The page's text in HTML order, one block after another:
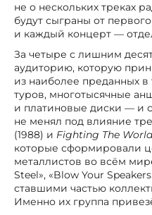
не о нескольких треках
будут сыграны от
и каждый концерт —
За четыре с лишним
аудиторию, которую
из наиболее преданных
туров, многотысячные
и платиновые диски — и
не менял под влияние
(1988) и Fighting The World
которые сформировали
металлистов во всём
Steel», «Blow Your
ставшими частью
Именно их группа